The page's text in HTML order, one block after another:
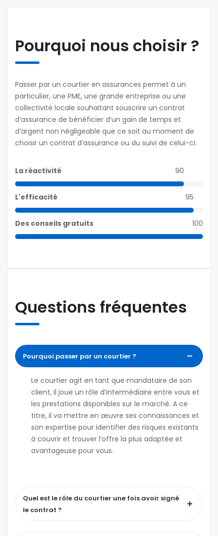
Pourquoi nous choisir ?
Passer par un courtier en assurances permet à un
particulier, une PME, une grande entreprise ou une
collectivité locale souhaitant souscrire un contrat
d’assurance de bénéficier d’un gain de temps et
d’argent non négligeable que ce soit au moment de
choisir un contrat d’assurance ou du suivi de celui-ci.
La réactivité 90
L'efficacité 95
Des conseils gratuits 100
Questions fréquentes
Pourquoi passer par un courtier ?
Le courtier agit en tant que mandataire de son
client, il joue un rôle d’intermédiaire entre vous et
les prestations disponibles sur le marché. A ce
titre, il va mettre en œuvre ses connaissances et
son expertise pour identifier des risques existants
à couvrir et trouver l’offre la plus adaptée et
avantageuse pour vous.
Quel est le rôle du courtier une fois avoir signé
le contrat ?